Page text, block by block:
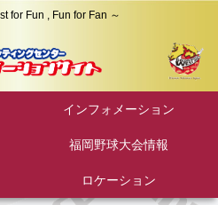
for Fun , Fun for Fan ～
インフォメーション
福岡野球大会情報
ロケーション